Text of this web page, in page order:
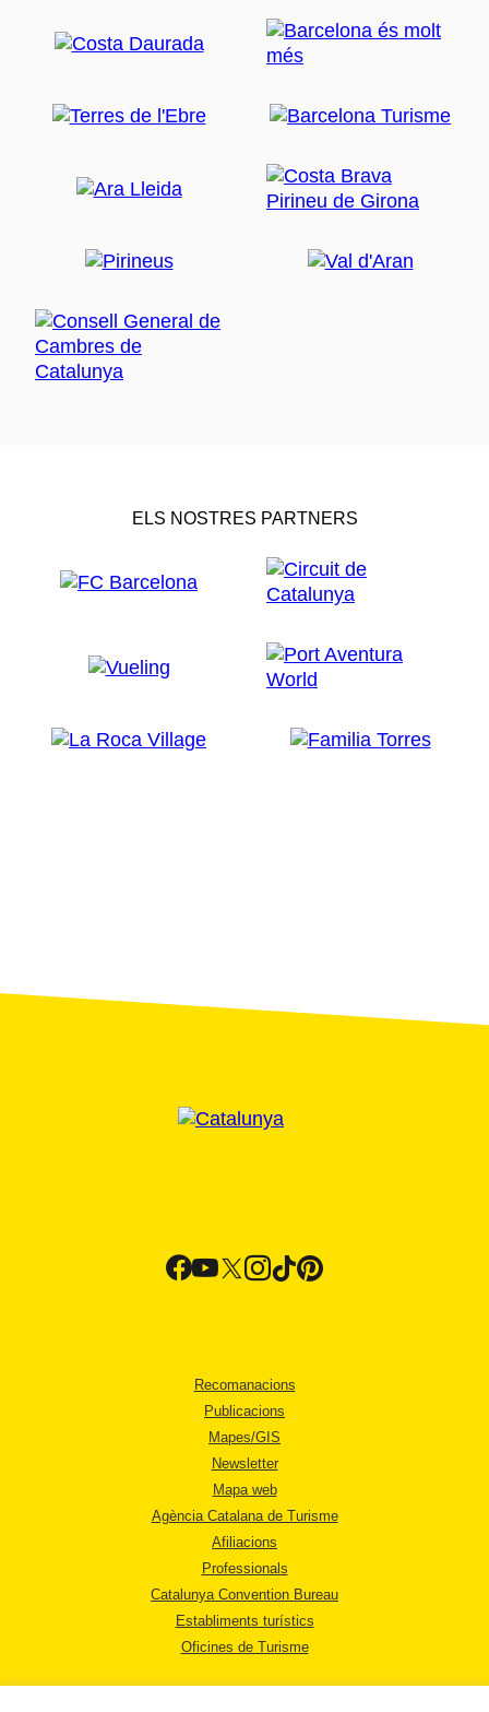
ELS NOSTRES PARTNERS
Recomanacions
Publicacions
Mapes/GIS
Newsletter
Mapa web
Agència Catalana de Turisme
Afiliacions
Professionals
Catalunya Convention Bureau
Establiments turístics
Oficines de Turisme